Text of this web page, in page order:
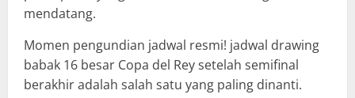
mendatang.
Momen pengundian jadwal resmi! jadwal drawing
babak 16 besar Copa del Rey setelah semifinal
berakhir adalah salah satu yang paling dinanti.